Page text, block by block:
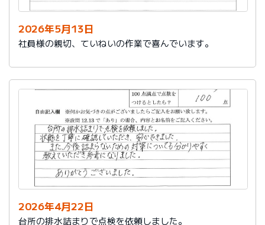
2026年5月13日
社員様の親切、ていねいの作業で喜んでいます。
2026年4月22日
台所の排水詰まりで点検を依頼しました。